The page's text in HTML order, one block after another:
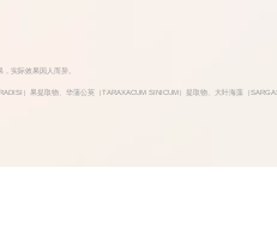
实际效果因人而异。
）果提取物、华蒲公英（TARAXACUM SINICUM）提取物、大叶海藻（